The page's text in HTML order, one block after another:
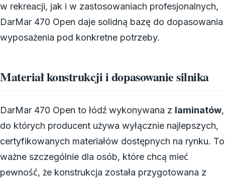
w rekreacji, jak i w zastosowaniach profesjonalnych,
DarMar 470 Open daje solidną bazę do dopasowania
wyposażenia pod konkretne potrzeby.
Materiał konstrukcji i dopasowanie silnika
DarMar 470 Open to łódź wykonywana z laminatów,
do których producent używa wyłącznie najlepszych,
certyfikowanych materiałów dostępnych na rynku. To
ważne szczególnie dla osób, które chcą mieć
pewność, że konstrukcja została przygotowana z